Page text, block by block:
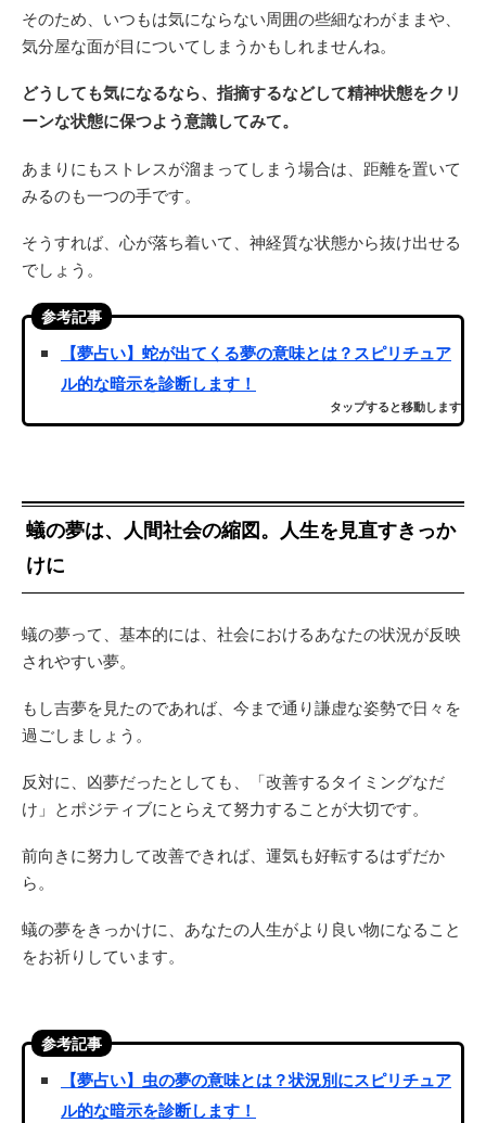
そのため、いつもは気にならない周囲の些細なわがままや、
気分屋な面が目についてしまうかもしれませんね。
どうしても気になるなら、指摘するなどして精神状態をクリ
ーンな状態に保つよう意識してみて。
あまりにもストレスが溜まってしまう場合は、距離を置いて
みるのも一つの手です。
そうすれば、心が落ち着いて、神経質な状態から抜け出せる
でしょう。
参考記事
【夢占い】蛇が出てくる夢の意味とは？スピリチュア
ル的な暗示を診断します！
タップすると移動します
蟻の夢は、人間社会の縮図。人生を見直すきっか
けに
蟻の夢って、基本的には、社会におけるあなたの状況が反映
されやすい夢。
もし吉夢を見たのであれば、今まで通り謙虚な姿勢で日々を
過ごしましょう。
反対に、凶夢だったとしても、「改善するタイミングなだ
け」とポジティブにとらえて努力することが大切です。
前向きに努力して改善できれば、運気も好転するはずだか
ら。
蟻の夢をきっかけに、あなたの人生がより良い物になること
をお祈りしています。
参考記事
【夢占い】虫の夢の意味とは？状況別にスピリチュア
ル的な暗示を診断します！